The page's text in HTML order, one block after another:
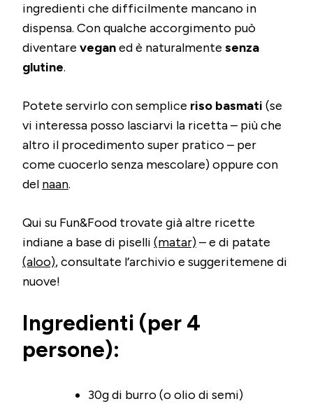
ingredienti che difficilmente mancano in
dispensa. Con qualche accorgimento può
diventare veganed è naturalmente senza
glutine.
Potete servirlo con semplice riso basmati (se
vi interessa posso lasciarvi la ricetta – più che
altro il procedimento super pratico – per
come cuocerlo senza mescolare) oppure con
del naan.
Qui su Fun&Food trovate già altre ricette
indiane a base di piselli (matar)– e di patate
(aloo), consultate l’archivio e suggeritemene di
nuove!
Ingredienti (per 4
persone):
30g di burro (o olio di semi)